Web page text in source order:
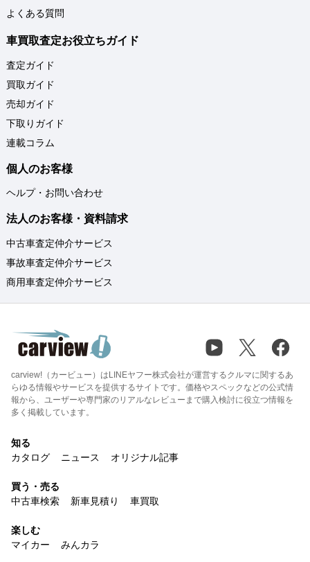
よくある質問
車買取査定お役立ちガイド
査定ガイド
買取ガイド
売却ガイド
下取りガイド
連載コラム
個人のお客様
ヘルプ・お問い合わせ
法人のお客様・資料請求
中古車査定仲介サービス
事故車査定仲介サービス
商用車査定仲介サービス
carview!（カービュー）はLINEヤフー株式会社が運営するクルマに関するあ
らゆる情報やサービスを提供するサイトです。価格やスペックなどの公式情
報から、ユーザーや専門家のリアルなレビューまで購入検討に役立つ情報を
多く掲載しています。
知る
カタログ
ニュース オリジナル記事
買う・売る
中古車検索
新車見積り 車買取
楽しむ
マイカー
みんカラ